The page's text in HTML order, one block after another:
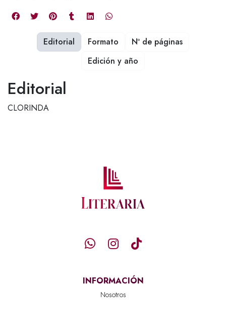
Editorial
CLORINDA
Editorial Formato
Nº de páginas
Edición y año
INFORMACIÓN
Nosotros